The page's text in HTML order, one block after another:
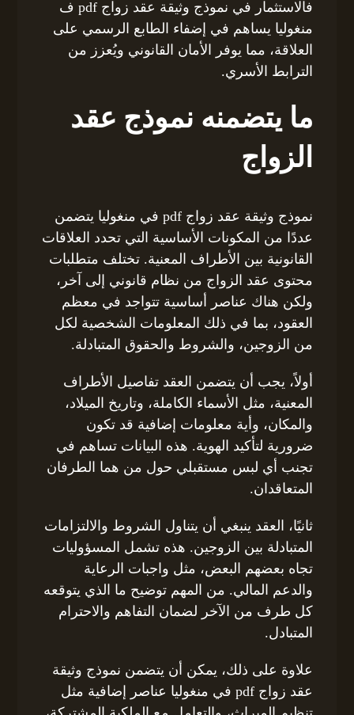
فالاستثمار في نموذج وثيقة عقد زواج pdf ف
منغوليا يساهم في إضفاء الطابع الرسمي على
العلاقة، مما يوفر الأمان القانوني ويُعزز من
الترابط الأسري.
ما يتضمنه نموذج عقد
الزواج
نموذج وثيقة عقد زواج pdf في منغوليا يتضمن
عددًا من المكونات الأساسية التي تحدد العلاقات
القانونية بين الأطراف المعنية. تختلف متطلبات
محتوى عقد الزواج من نظام قانوني إلى آخر،
ولكن هناك عناصر أساسية تتواجد في معظم
العقود، بما في ذلك المعلومات الشخصية لكل
من الزوجين، والشروط والحقوق المتبادلة.
أولاً، يجب أن يتضمن العقد تفاصيل الأطراف
المعنية، مثل الأسماء الكاملة، وتاريخ الميلاد،
والمكان، وأية معلومات إضافية قد تكون
ضرورية لتأكيد الهوية. هذه البيانات تساهم في
تجنب أي لبس مستقبلي حول من هما الطرفان
المتعاقدان.
ثانيًا، العقد ينبغي أن يتناول الشروط والالتزامات
المتبادلة بين الزوجين. هذه تشمل المسؤوليات
تجاه بعضهم البعض، مثل واجبات الرعاية
والدعم المالي. من المهم توضيح ما الذي يتوقعه
كل طرف من الآخر لضمان التفاهم والاحترام
المتبادل.
علاوة على ذلك، يمكن أن يتضمن نموذج وثيقة
عقد زواج pdf في منغوليا عناصر إضافية مثل